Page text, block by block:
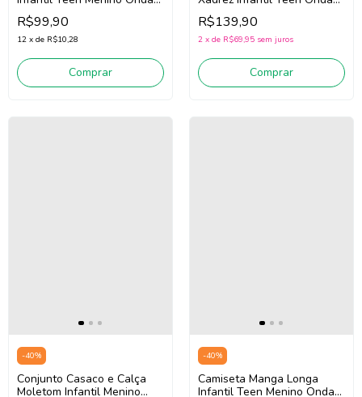
Marinha 251093 (Marinho)
R$99,90
12 x de R$10,28
Comprar
Marinha 251101
(Azul/Laranja)
R$139,90
2 x de R$69,95 sem juros
Comprar
-40%
Conjunto Casaco e Calça
Moletom Infantil Menino
-40%
Camiseta Manga Longa
Infantil Teen Menino Onda